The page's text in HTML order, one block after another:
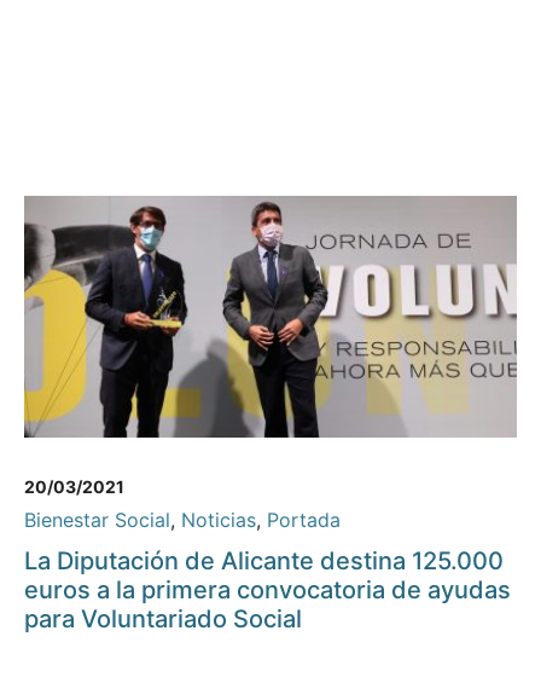
20/03/2021
Bienestar Social, Noticias, Portada
La Diputación de Alicante destina 125.000
euros a la primera convocatoria de ayudas
para Voluntariado Social